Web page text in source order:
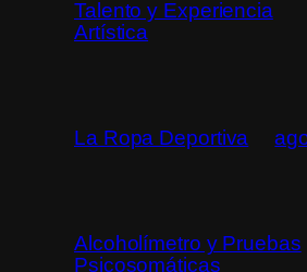
Talento y Experiencia
Artística
La Ropa Deportiva
Alcoholímetro y Pruebas
Psicosomáticas